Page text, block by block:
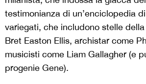
testimonianza di un’enciclopedia
variegati, che includono stelle
Bret Easton Ellis, archistar come
musicisti come Liam Gallagher (e
progenie Gene).